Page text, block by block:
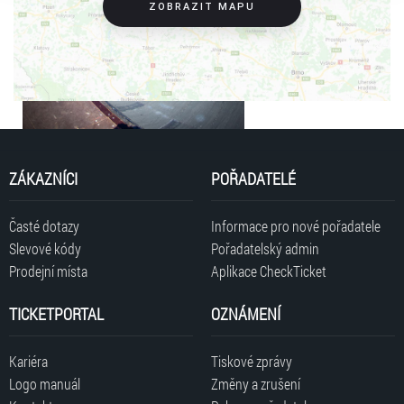
ZOBRAZIT MAPU
ZÁKAZNÍCI
Časté dotazy
Slevové kódy
Prodejní místa
POŘADATELÉ
Informace pro nové pořadatele
Pořadatelský admin
Aplikace CheckTicket
TICKETPORTAL
Kariéra
Logo manuál
OZNÁMENÍ
Tiskové zprávy
Změny a zrušení